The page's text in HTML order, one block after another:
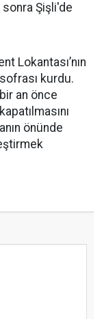
sonra Şişli'de
Lokantası’nın
kurdu.
an önce
önünde